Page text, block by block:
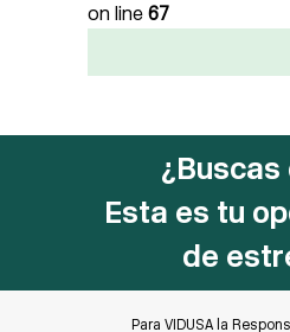
on line 67
¿Buscas
Esta es tu
de
Para VIDUSA la